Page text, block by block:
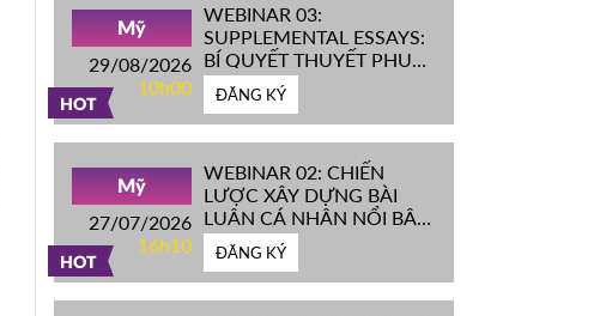
HOT
Mỹ
29/08/2026
10h00
WEBINAR 03:
SUPPLEMENTAL ESSAYS:
BÍ QUYẾT THUYẾT PHỤC
HỘI ĐỒNG TUYỂN SINH
ĐH TOP ĐẦU MỸ
ĐĂNG KÝ
HOT
Mỹ
27/07/2026
16h10
WEBINAR 02: CHIẾN
LƯỢC XÂY DỰNG BÀI
LUẬN CÁ NHÂN NỔI BẬT
CHINH PHỤC ĐH TOP
ĐẦU MỸ
ĐĂNG KÝ